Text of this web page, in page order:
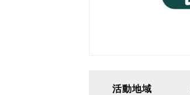
活動地域